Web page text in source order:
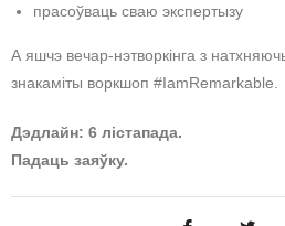
прасоўваць сваю экспертызу
А яшчэ вечар-нэтворкінга з
знакаміты воркшоп #IamRemarkable.
Дэдлайн: 6 лістапада.
Падаць заяўку.